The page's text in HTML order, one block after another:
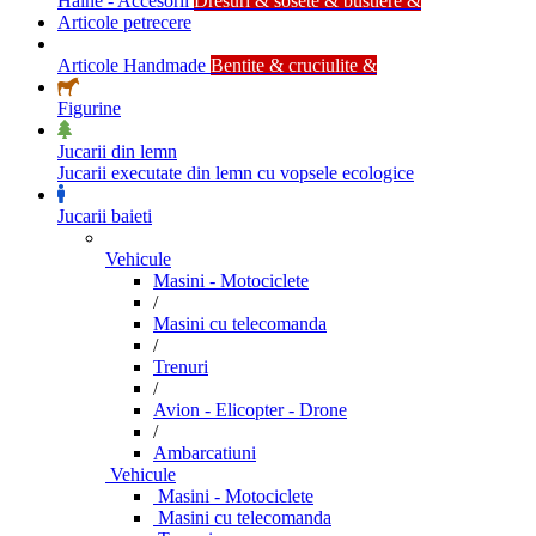
Articole petrecere
Articole Handmade Bentite & cruciulite &
Figurine
Jucarii din lemn
Jucarii executate din lemn cu vopsele ecologice
Jucarii baieti
Vehicule
Masini - Motociclete
/
Masini cu telecomanda
/
Trenuri
/
Avion - Elicopter - Drone
/
Ambarcatiuni
Vehicule
Masini - Motociclete
Masini cu telecomanda